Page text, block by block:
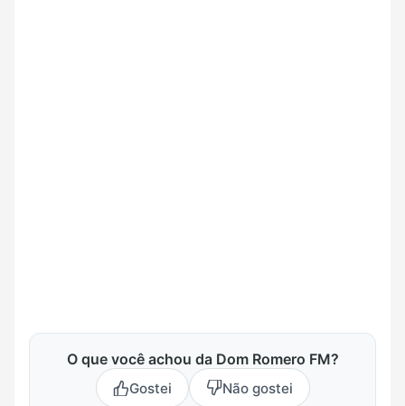
O que você achou da Dom Romero FM?
Gostei Não gostei